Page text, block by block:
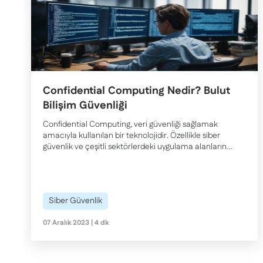
Confidential Computing Nedir? Bulut
Bilişim Güvenliği
Confidential Computing, veri güvenliği sağlamak
amacıyla kullanılan bir teknolojidir. Özellikle siber
güvenlik ve çeşitli sektörlerdeki uygulama alanlarına
Siber Güvenlik
07 Aralık 2023 | 4 dk